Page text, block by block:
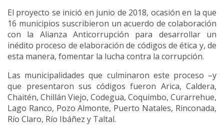
El proyecto se inició en junio de 2018, ocasión en la que
16 municipios suscribieron un acuerdo de colaboración
con la Alianza Anticorrupción para desarrollar un
inédito proceso de elaboración de códigos de ética y, de
esta manera, fomentar la lucha contra la corrupción.
Las municipalidades que culminaron este proceso –y
que presentaron sus códigos fueron Arica, Caldera,
Chaitén, Chillán Viejo, Codegua, Coquimbo, Curarrehue,
Lago Ranco, Pozo Almonte, Puerto Natales, Rinconada,
Río Claro, Río Ibáñez y Taltal.